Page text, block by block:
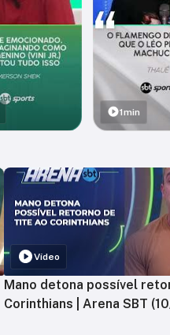
1min
Vídeo
Mano detona possível
Corinthians | Arena SBT